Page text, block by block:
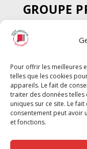
Pour offrir les meilleures
telles que les cookies
appareils. Le fait de
traiter des données telles
uniques sur ce site. Le
consentement peut avoir
et fonctions.
GROUPE
Chèque
Chèque
Chèque Emploi
G-Pods
Profession